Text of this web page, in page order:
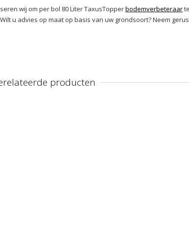
wij om per bol 80 Liter TaxusTopperbodemverbeteraar
u advies op maat op basis van uw grondsoort? Neem
producten